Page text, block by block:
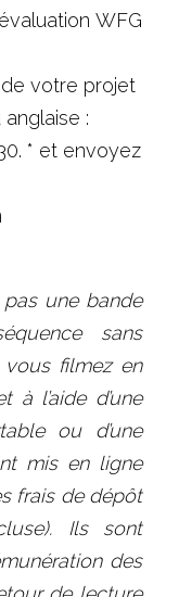
WFG
votre projet
:
* et envoyez
une bande
sans
filmez en
à l’aide d’une
ou d’une
mis en ligne
frais de dépôt
Ils sont
des